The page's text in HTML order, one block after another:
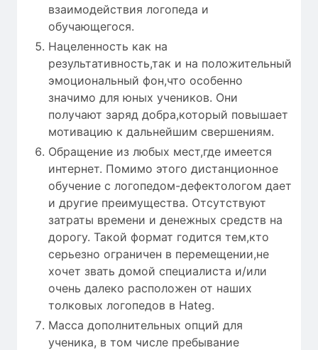
взаимодействия логопеда и
обучающегося.
Нацеленность как на
результативность,так и на положительный
эмоциональный фон,что особенно
значимо для юных учеников. Они
получают заряд добра,который повышает
мотивацию к дальнейшим свершениям.
Обращение из любых мест,где имеется
интернет. Помимо этого дистанционное
обучение с логопедом-дефектологом дает
и другие преимущества. Отсутствуют
затраты времени и денежных средств на
дорогу. Такой формат годится тем,кто
серьезно ограничен в перемещении,не
хочет звать домой специалиста и/или
очень далеко расположен от наших
толковых логопедов в Hateg.
Масса дополнительных опций для
ученика, в том числе пребывание